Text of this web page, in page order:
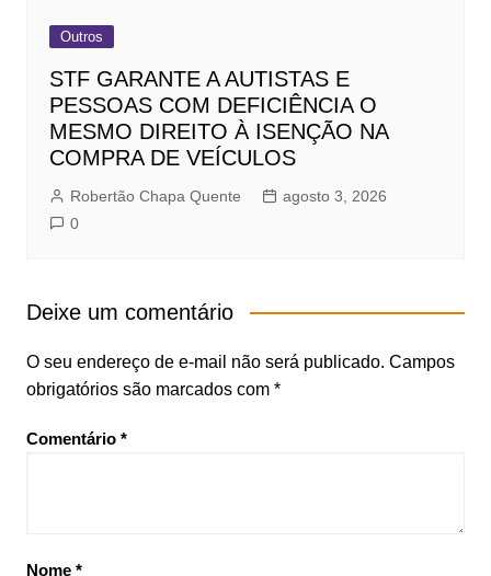
Outros
STF GARANTE A AUTISTAS E
PESSOAS COM DEFICIÊNCIA O
MESMO DIREITO À ISENÇÃO NA
COMPRA DE VEÍCULOS
Robertão Chapa Quente
agosto 3, 2026
0
Deixe um comentário
O seu endereço de e-mail não será publicado. Campos
obrigatórios são marcados com *
Comentário *
Nome *